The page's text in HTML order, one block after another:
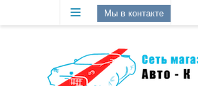
Мы в контакте